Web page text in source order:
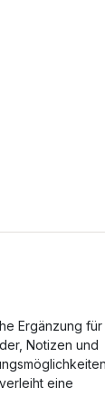
Ergänzung für
Notizen und
eine